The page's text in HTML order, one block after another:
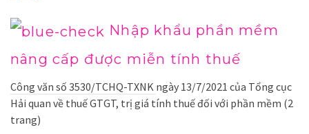
Nhập khẩu phần mềm
nâng cấp được miễn tính thuế
Công văn số 3530/TCHQ-TXNK ngày 13/7/2021 của Tổng cục
Hải quan về thuế GTGT, trị giá tính thuế đối với phần mềm (2
trang)